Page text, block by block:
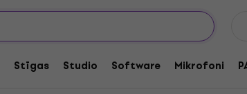
Stīgas Studio Software Mikrofoni